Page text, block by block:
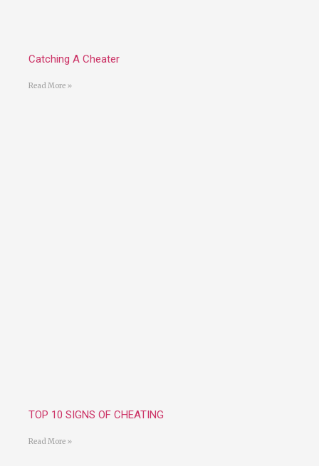
Catching A Cheater
Read More »
TOP 10 SIGNS OF CHEATING
Read More »